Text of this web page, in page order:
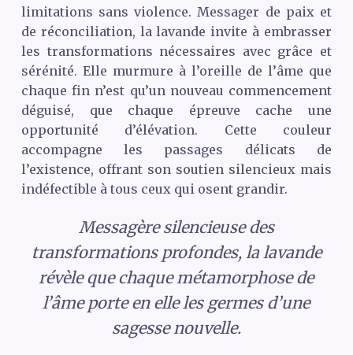
limitations sans violence. Messager de paix et
de réconciliation, la lavande invite à embrasser
les transformations nécessaires avec grâce et
sérénité. Elle murmure à l’oreille de l’âme que
chaque fin n’est qu’un nouveau commencement
déguisé, que chaque épreuve cache une
opportunité d’élévation. Cette couleur
accompagne les passages délicats de
l’existence, offrant son soutien silencieux mais
indéfectible à tous ceux qui osent grandir.
Messagère silencieuse des
transformations profondes, la lavande
révèle que chaque métamorphose de
l’âme porte en elle les germes d’une
sagesse nouvelle.